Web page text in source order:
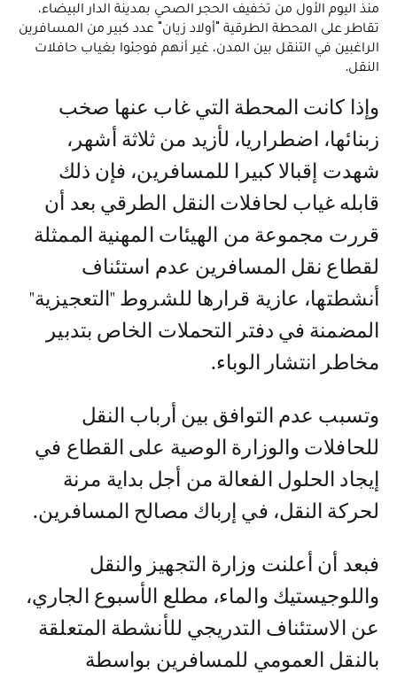
منذ اليوم الأول من تخفيف الحجر الصحي بمدينة الدار البيضاء،
تقاطر على المحطة الطرقية "أولاد زيان" عدد كبير من المسافرين
الراغبين في التنقل بين المدن، غير أنهم فوجئوا بغياب حافلات
النقل.
وإذا كانت المحطة التي غاب عنها صخب
زبنائها، اضطراريا، لأزيد من ثلاثة أشهر،
شهدت إقبالا كبيرا للمسافرين، فإن ذلك
قابله غياب لحافلات النقل الطرقي بعد أن
قررت مجموعة من الهيئات المهنية الممثلة
لقطاع نقل المسافرين عدم استئناف
أنشطتها، عازية قرارها للشروط "التعجيزية"
المضمنة في دفتر التحملات الخاص بتدبير
مخاطر انتشار الوباء.
وتسبب عدم التوافق بين أرباب النقل
للحافلات والوزارة الوصية على القطاع في
إيجاد الحلول الفعالة من أجل بداية مرنة
لحركة النقل، في إرباك مصالح المسافرين.
فبعد أن أعلنت وزارة التجهيز والنقل
واللوجيستيك والماء، مطلع الأسبوع الجاري،
عن الاستئناف التدريجي للأنشطة المتعلقة
بالنقل العمومي للمسافرين بواسطة